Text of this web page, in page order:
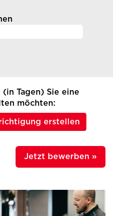
Tagen) Sie eine
möchten:
erstellen
Jetzt bewerben »